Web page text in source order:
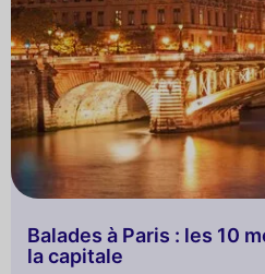
Balades à Paris : les 10
la capitale